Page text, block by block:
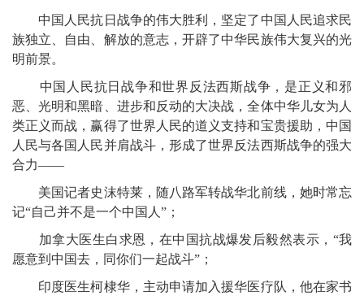
中国人民抗日战争的伟大胜利，坚定了中国人民追求民
族独立、自由、解放的意志，开辟了中华民族伟大复兴的光
明前景。
中国人民抗日战争和世界反法西斯战争，是正义和邪
恶、光明和黑暗、进步和反动的大决战，全体中华儿女为人
类正义而战，赢得了世界人民的道义支持和宝贵援助，中国
人民与各国人民并肩战斗，形成了世界反法西斯战争的强大
合力——
美国记者史沫特莱，随八路军转战华北前线，她时常忘
记“自己并不是一个中国人”；
加拿大医生白求恩，在中国抗战爆发后毅然表示，“我
愿意到中国去，同你们一起战斗”；
印度医生柯棣华，主动申请加入援华医疗队，他在家书